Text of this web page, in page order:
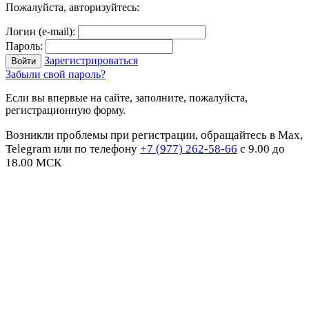
Пожалуйста, авторизуйтесь:
Логин (e-mail):
Пароль:
Зарегистрироваться
Забыли свой пароль?
Если вы впервые на сайте, заполните, пожалуйста,
регистрационную форму.
Возникли проблемы при регистрации, обращайтесь в Max,
Telegram или по телефону +7 (977) 262-58-66 с 9.00 до
18.00 МСК